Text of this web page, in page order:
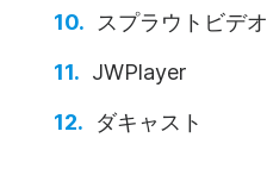
スプラウトビデオ
JWPlayer
ダキャスト